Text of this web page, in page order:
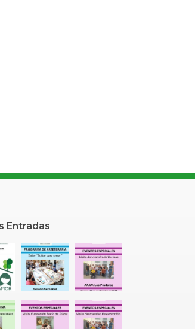
Entradas